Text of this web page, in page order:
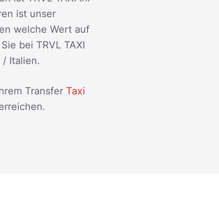
ist unser
welche Wert auf
bei TRVL TAXI
Italien.
Transfer Taxi